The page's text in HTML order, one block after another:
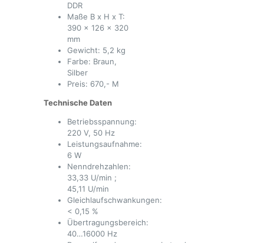
DDR
Maße B x H x T:
390 x 126 x 320
mm
Gewicht: 5,2 kg
Farbe: Braun,
Silber
Preis: 670,- M
Technische Daten
Betriebsspannung:
220 V, 50 Hz
Leistungsaufnahme:
6 W
Nenndrehzahlen:
33,33 U/min ;
45,11 U/min
Gleichlaufschwankungen:
< 0,15 %
Übertragungsbereich:
40…16000 Hz